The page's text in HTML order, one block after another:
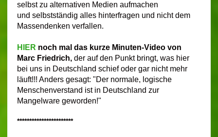
selbst zu alternativen Medien aufmachen
und selbstständig alles hinterfragen und nicht dem
Massendenken verfallen.
HIER noch mal das kurze Minuten-Video von
Marc Friedrich, der auf den Punkt bringt, was hier
bei uns in Deutschland schief oder gar nicht mehr
läuft!!! Anders gesagt: "Der normale, logische
Menschenverstand ist in Deutschland zur
Mangelware geworden!"
***********************